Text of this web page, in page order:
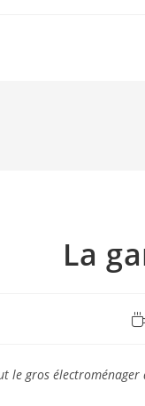
La
le gros électroménager